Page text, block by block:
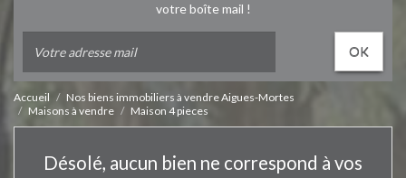
votre boîte mail !
OK
Accueil
Nos biens immobiliers à vendre Aigues-Mortes
Maisons à vendre
Maison 4 pieces
Désolé, aucun bien ne correspond à vos